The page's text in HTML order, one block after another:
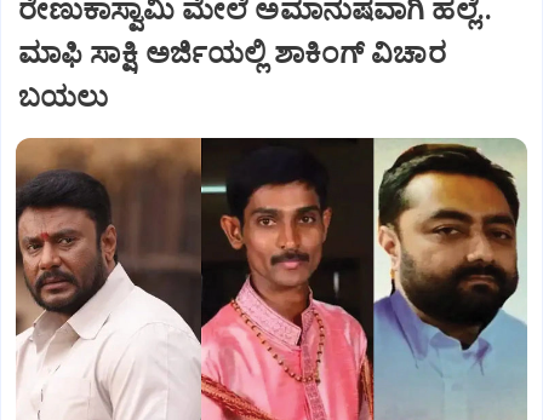
ರೇಣುಕಾಸ್ವಾಮಿ ಮೇಲೆ ಅಮಾನುಷವಾಗಿ ಹಲ್ಲೆ..
ಮಾಫಿ ಸಾಕ್ಷಿ ಅರ್ಜಿಯಲ್ಲಿ ಶಾಕಿಂಗ್‌ ವಿಚಾರ
ಬಯಲು